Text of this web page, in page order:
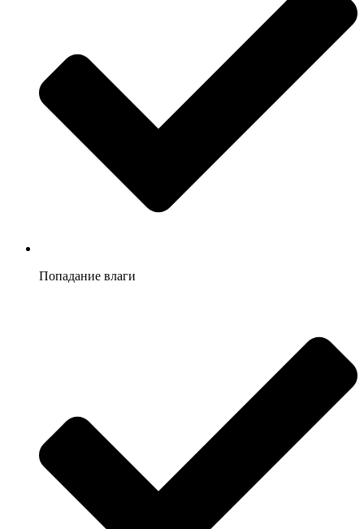
Попадание влаги